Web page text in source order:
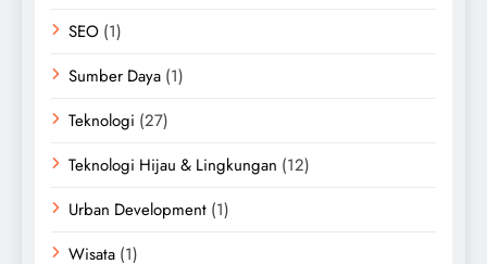
SEO (1)
Sumber Daya (1)
Teknologi (27)
Teknologi Hijau & Lingkungan (12)
Urban Development (1)
Wisata (1)